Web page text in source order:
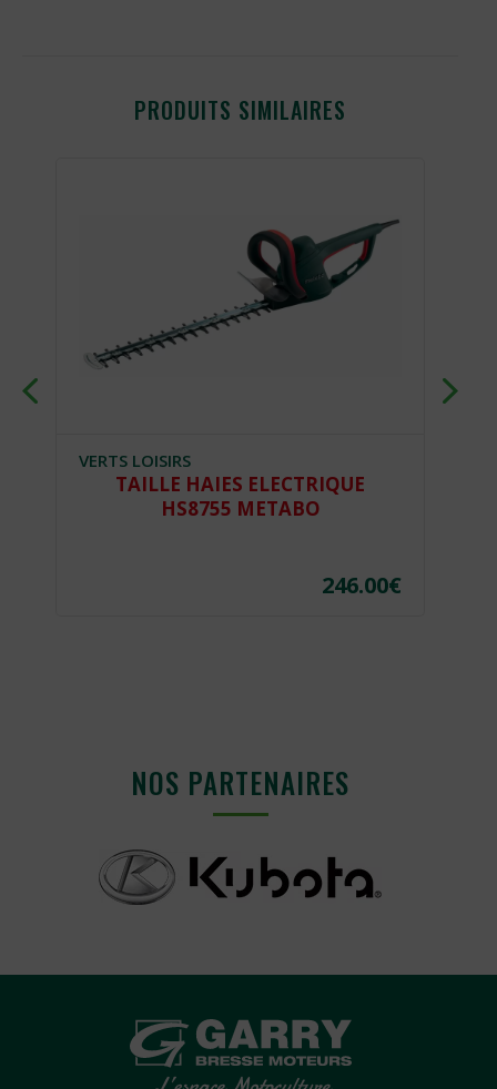
PRODUITS SIMILAIRES
VERTS LOISIRS
TAILLE HAIES ELECTRIQUE
HS8755 METABO
246.00€
NOS PARTENAIRES